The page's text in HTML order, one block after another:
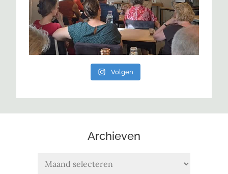
Volgen
Archieven
Archieven